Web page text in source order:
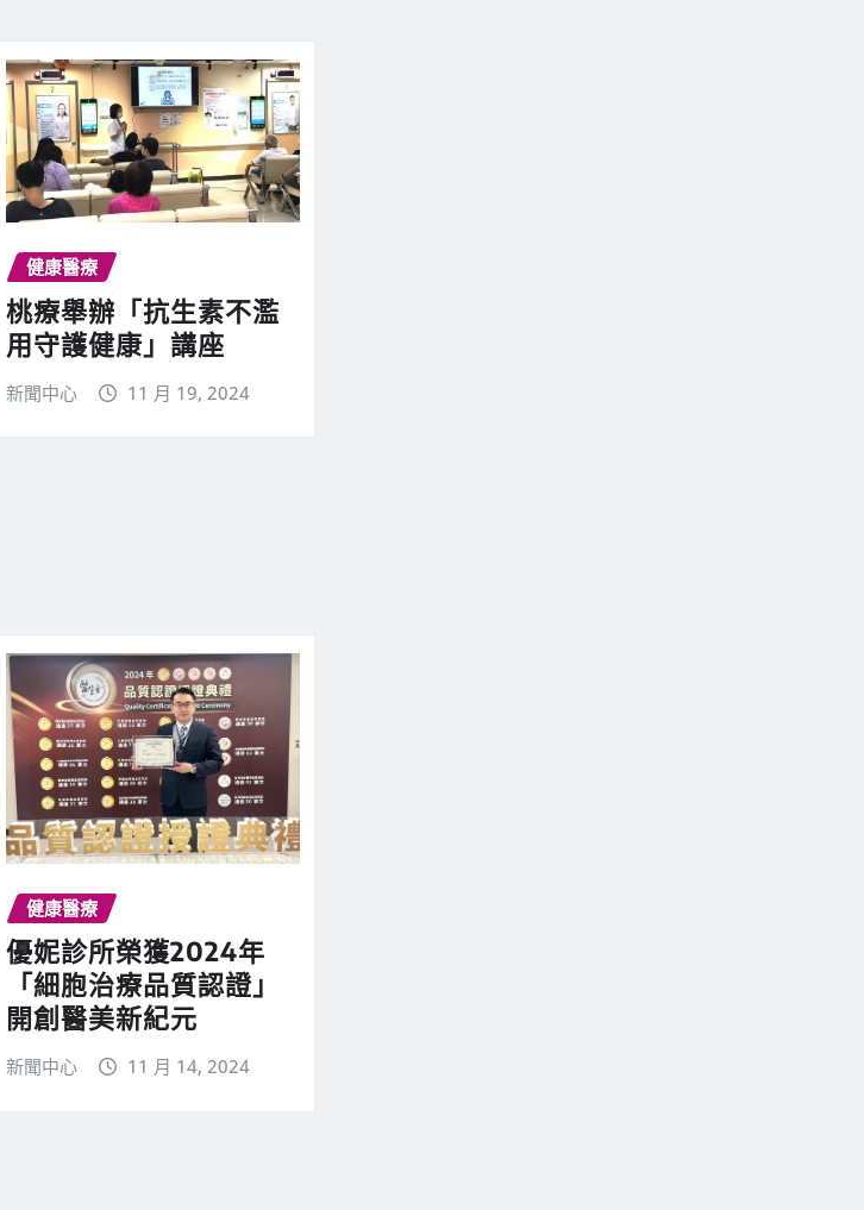
健康醫療
桃療舉辦「抗生素不濫
用守護健康」講座
新聞中心 11 月 19, 2024
健康醫療
優妮診所榮獲2024年
「細胞治療品質認證」
開創醫美新紀元
新聞中心 11 月 14, 2024